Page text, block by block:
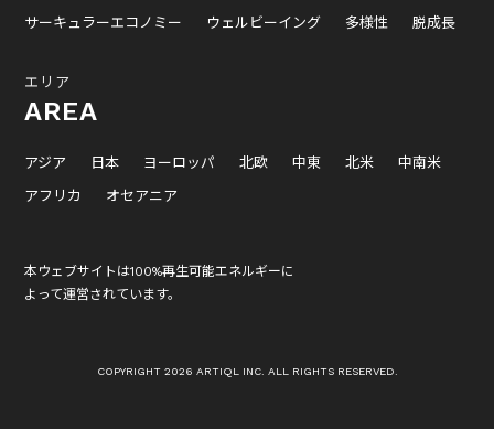
サーキュラーエコノミー
ウェルビーイング 多様性 脱成長
エリア
AREA
アジア 日本 ヨーロッパ 北欧 中東 北米
中南米
アフリカ
オセアニア
本ウェブサイトは100%再生可能エネルギーに
よって運営されています。
COPYRIGHT 2026 ARTIQL INC. ALL RIGHTS RESERVED.